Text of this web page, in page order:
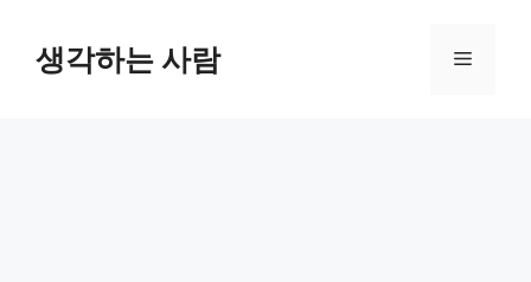
content생각하는 사람 Menu